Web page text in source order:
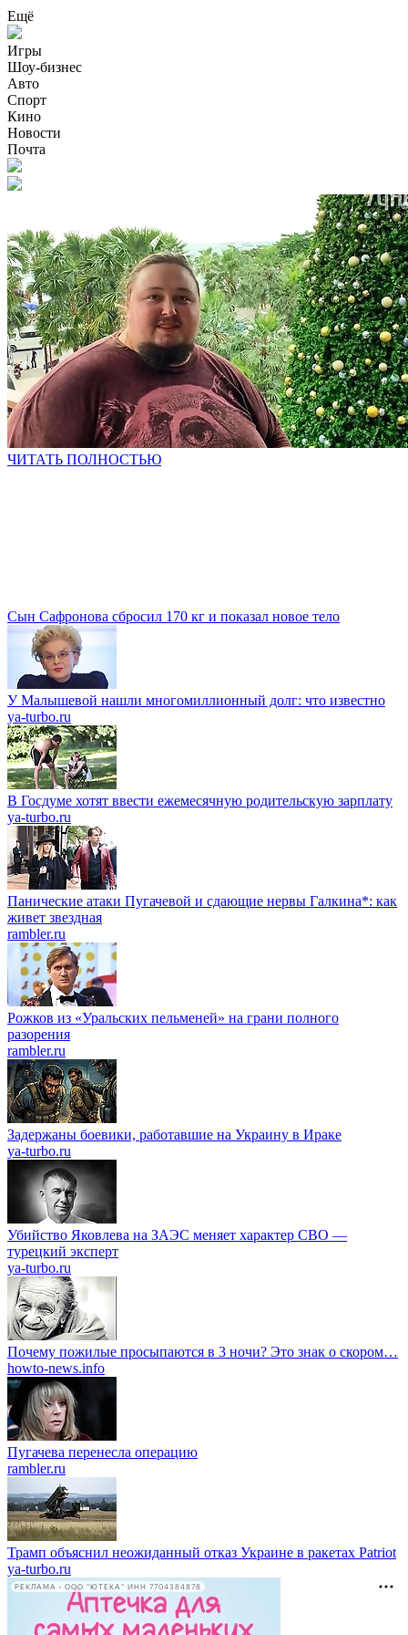
Ещё
Игры
Шоу-бизнес
Авто
Спорт
Кино
Новости
Почта
ЧИТАТЬ ПОЛНОСТЬЮ
Сын Сафронова сбросил 170 кг и показал новое тело
У Малышевой нашли многомиллионный долг: что известно
ya-turbo.ru
В Госдуме хотят ввести ежемесячную родительскую зарплату
ya-turbo.ru
Панические атаки Пугачевой и сдающие нервы Галкина*: как
живет звездная
rambler.ru
Рожков из «Уральских пельменей» на грани полного
разорения
rambler.ru
Задержаны боевики, работавшие на Украину в Ираке
ya-turbo.ru
Убийство Яковлева на ЗАЭС меняет характер СВО —
турецкий эксперт
ya-turbo.ru
Почему пожилые просыпаются в 3 ночи? Это знак о скором…
howto-news.info
Пугачева перенесла операцию
rambler.ru
Трамп объяснил неожиданный отказ Украине в ракетах Patriot
ya-turbo.ru
РЕКЛАМА • ООО "ЮТЕКА" ИНН 7704384878